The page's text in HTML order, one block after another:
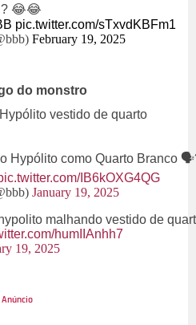
😂😂
pic.twitter.com/sTxvdKBFm1
February 19, 2025
do monstro
vestido de quarto
Hypólito como Quarto Branco
IB6kOXG4QG
January 19, 2025
malhando vestido de
humIIAnhh7
19, 2025